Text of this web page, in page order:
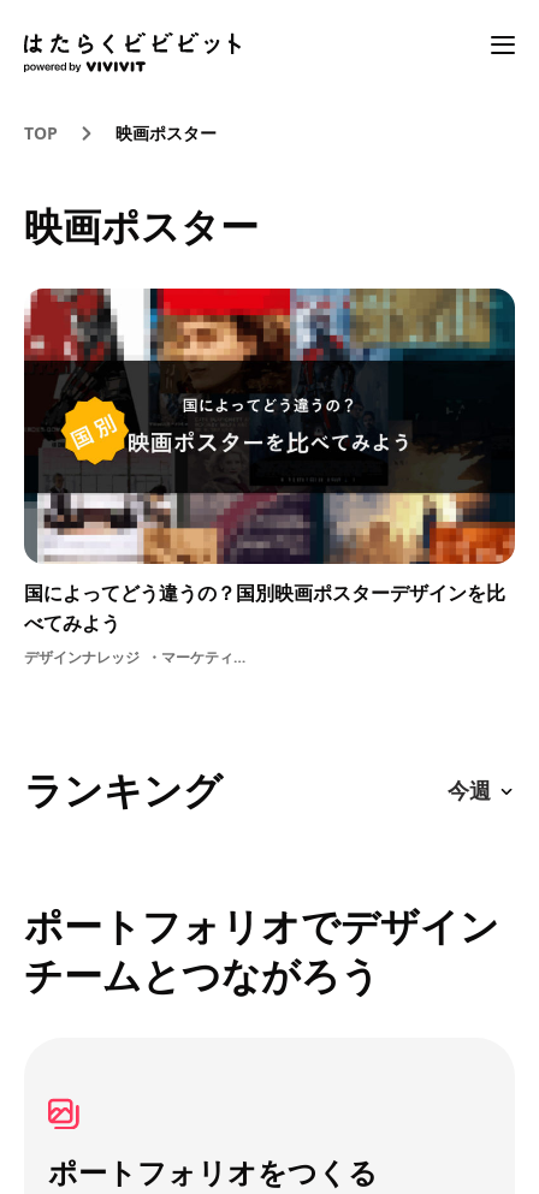
TOP 映画ポスター
映画ポスター
国によってどう違うの？国別映画ポスターデザインを比
べてみよう
デザインナレッジ マーケティングデザイン海外マーケティングデザイン映画ポスター
ランキング
ポートフォリオでデザイン
チームとつながろう
ポートフォリオをつくる